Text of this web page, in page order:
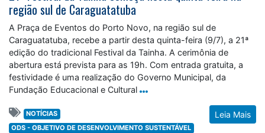
região sul de Caraguatatuba
A Praça de Eventos do Porto Novo, na região sul de
Caraguatatuba, recebe a partir desta quinta-feira (9/7), a 21ª
edição do tradicional Festival da Tainha. A cerimônia de
abertura está prevista para as 19h. Com entrada gratuita, a
festividade é uma realização do Governo Municipal, da
Fundação Educacional e Cultural
Leia Mais
NOTÍCIAS
ODS - OBJETIVO DE DESENVOLVIMENTO SUSTENTÁVEL